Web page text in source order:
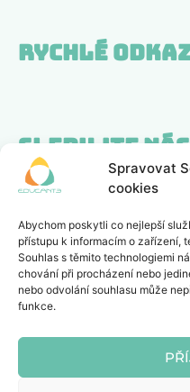
Spravovat
cookies
Abychom poskytli co nejlepší
přístupu k informacím o zařízení,
Souhlas s těmito technologiemi
chování při procházení nebo
nebo odvolání souhlasu může
funkce.
Rychlé
Sledujte nás
Zajímá nás,
POSLAT ZPĚTNOU
Zapsaný spolek,
rejstříku, spisová
Copyright © 2026